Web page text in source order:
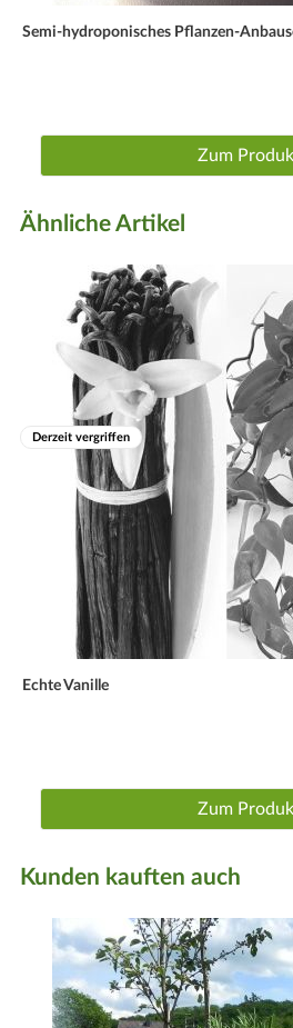
Semi-hydroponisches Pflanzen-
Zum
Ähnliche Artikel
Derzeit vergriffen
Echte Vanille
Zum
Kunden kauften auch